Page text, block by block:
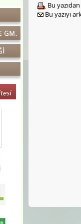
Bu yazıdan
Bu yazıyı